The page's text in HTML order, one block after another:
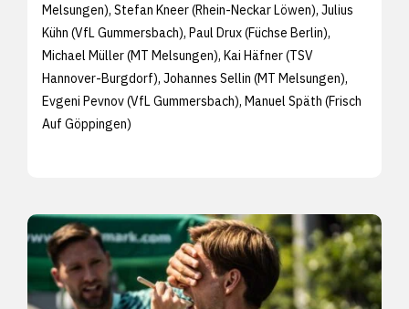
Melsungen), Stefan Kneer (Rhein-Neckar Löwen), Julius
Kühn (VfL Gummersbach), Paul Drux (Füchse Berlin),
Michael Müller (MT Melsungen), Kai Häfner (TSV
Hannover-Burgdorf), Johannes Sellin (MT Melsungen),
Evgeni Pevnov (VfL Gummersbach), Manuel Späth (Frisch
Auf Göppingen)